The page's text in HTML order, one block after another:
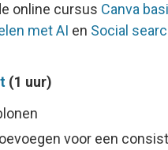
online cursus Canva
met AI en Social
(1 uur)
voor een